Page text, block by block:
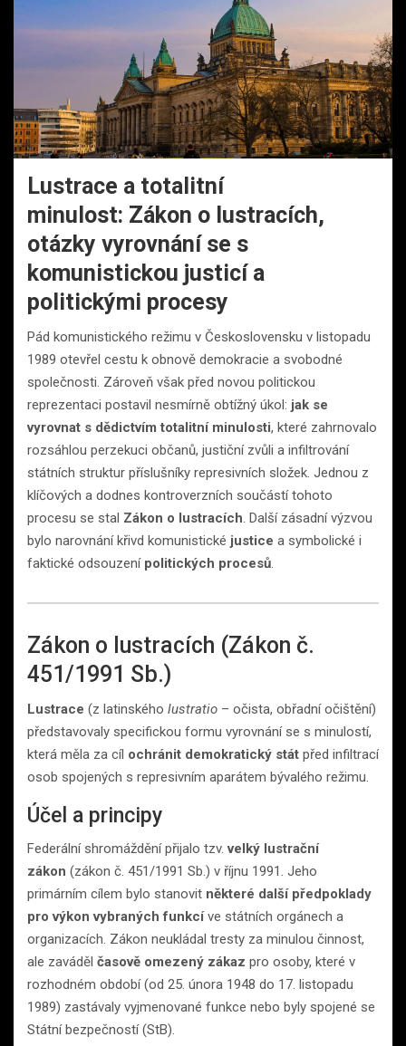
Lustrace a totalitní
minulost: Zákon o lustracích,
otázky vyrovnání se s
komunistickou justicí a
politickými procesy
Pád komunistického režimu v Československu v listopadu
1989 otevřel cestu k obnově demokracie a svobodné
společnosti. Zároveň však před novou politickou
reprezentaci postavil nesmírně obtížný úkol: jak se
vyrovnat s dědictvím totalitní minulosti, které zahrnovalo
rozsáhlou perzekuci občanů, justiční zvůli a infiltrování
státních struktur příslušníky represivních složek. Jednou z
klíčových a dodnes kontroverzních součástí tohoto
procesu se stal Zákon o lustracích. Další zásadní výzvou
bylo narovnání křivd komunistické justice a symbolické i
faktické odsouzení politických procesů.
Zákon o lustracích (Zákon č.
451/1991 Sb.)
Lustrace (z latinského lustratio – očista, obřadní očištění)
představovaly specifickou formu vyrovnání se s minulostí,
která měla za cíl ochránit demokratický stát před infiltrací
osob spojených s represivním aparátem bývalého režimu.
Účel a principy
Federální shromáždění přijalo tzv.velký lustrační
zákon (zákon č. 451/1991 Sb.) v říjnu 1991. Jeho
primárním cílem bylo stanovit některé další předpoklady
pro výkon vybraných funkcíve státních orgánech a
organizacích. Zákon neukládal tresty za minulou činnost,
ale zaváděl časově omezený zákaz pro osoby, které v
rozhodném období (od 25. února 1948 do 17. listopadu
1989) zastávaly vyjmenované funkce nebo byly spojené se
Státní bezpečností (StB).